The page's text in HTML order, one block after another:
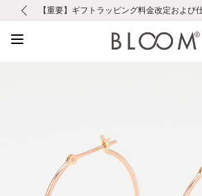
お修理・アフターサービスの
【重要】令和８年熊本地震に伴う集配
【重要】ギフトラッピング料金改定および
【重要】夏季休業の営業について
税込5,500円以上で送料無料｜最短24
新規会員登録で1000ポイントプ
LINE友だち登録で500円クーポン
会員限定！レビュー投稿で100ポイン
お修理・アフターサービスの
【重要】令和８年熊本地震に伴う集配